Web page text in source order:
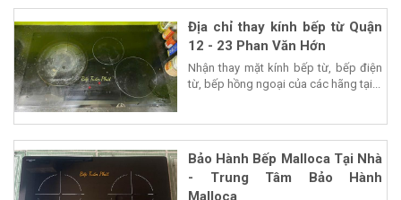
Địa chỉ thay kính bếp từ Quận
12 - 23 Phan Văn Hớn
Nhận thay mặt kính bếp từ, bếp điện
từ, bếp hồng ngoại của các hãng tại...
Bảo Hành Bếp Malloca Tại Nhà
- Trung Tâm Bảo Hành
Malloca